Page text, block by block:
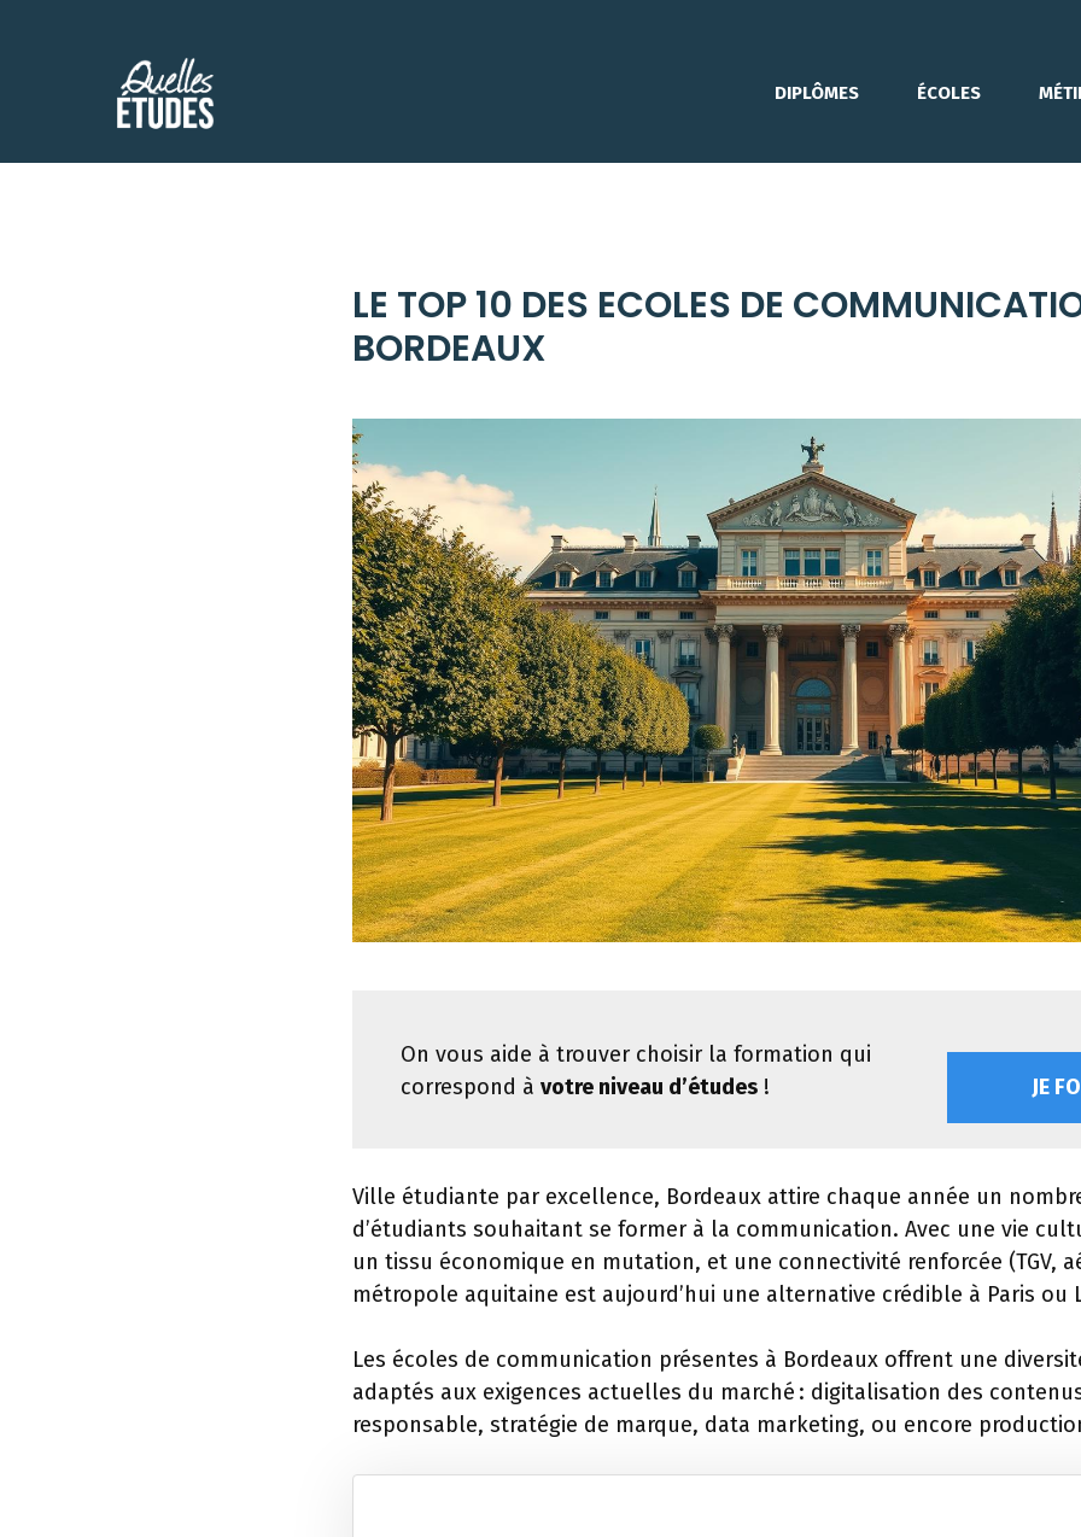
DIPLÔMES ÉCOLES
LE TOP 10 DES ECOLES DE
BORDEAUX
On vous aide à trouver choisir la formation qui
correspond à votre niveau d’études ! JE
Ville étudiante par excellence, Bordeaux attire chaque année un
d’étudiants souhaitant se former à la communication. Avec une vie
un tissu économique en mutation, et une connectivité renforcée (TGV,
métropole aquitaine est aujourd’hui une alternative crédible à Paris ou
Les écoles de communication présentes à Bordeaux offrent une
adaptés aux exigences actuelles du marché : digitalisation des
responsable, stratégie de marque, data marketing, ou encore